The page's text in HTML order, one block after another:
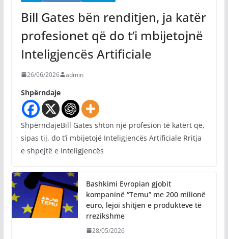
Bill Gates bën renditjen, ja katër
profesionet që do t’i mbijetojnë
Inteligjencës Artificiale
26/06/2026 admin
Shpërndaje
ShpërndajeBill Gates shton një profesion të katërt që,
sipas tij, do t’i mbijetojë Inteligjencës Artificiale Rritja
e shpejtë e Inteligjencës
Bashkimi Evropian gjobit
kompaninë “Temu” me 200 milionë
euro, lejoi shitjen e produkteve të
rrezikshme
28/05/2026